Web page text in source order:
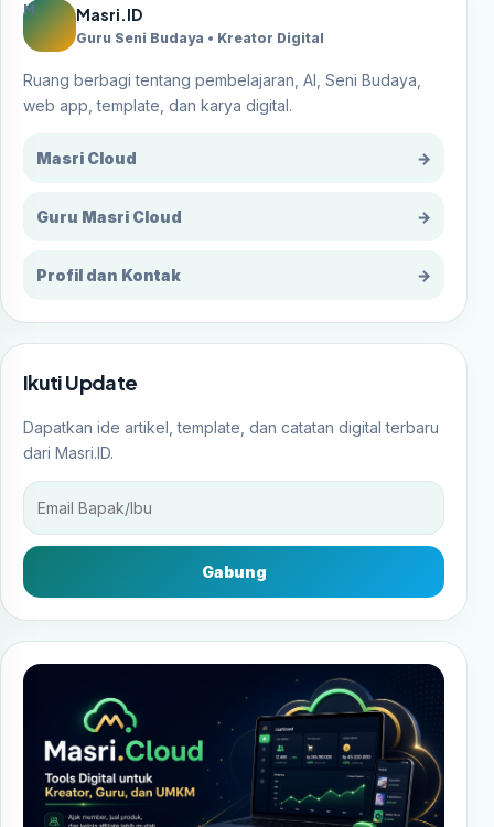
M Masri.ID
Guru Seni Budaya • Kreator Digital
Ruang berbagi tentang pembelajaran, AI, Seni Budaya,
web app, template, dan karya digital.
Masri Cloud →
Guru Masri Cloud →
Profil dan Kontak →
Ikuti Update
Dapatkan ide artikel, template, dan catatan digital terbaru
dari Masri.ID.
Gabung